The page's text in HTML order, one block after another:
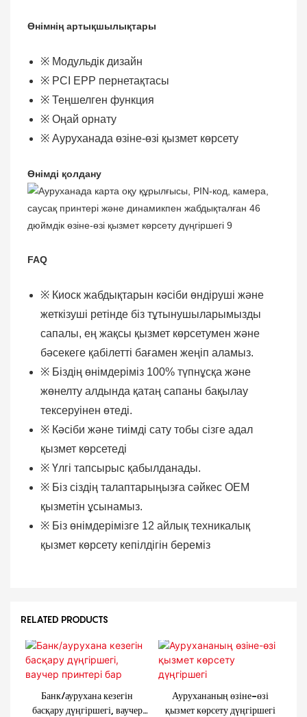
Өнімнің артықшылықтары
※ Модульдік дизайн
※ PCI EPP пернетақтасы
※ Теңшелген функция
※ Оңай орнату
※ Ауруханада өзіне-өзі қызмет көрсету
Өнімді қолдану
FAQ
※ Киоск жабдықтарын кәсіби өндіруші және
жеткізуші ретінде біз тұтынушыларымызды
сапалы, ең жақсы қызмет көрсетумен және
бәсекеге қабілетті бағамен жеңіп аламыз.
※ Біздің өнімдеріміз 100% түпнұсқа және
жөнелту алдында қатаң сапаны бақылау
тексеруінен өтеді.
※ Кәсіби және тиімді сату тобы сізге адал
қызмет көрсетеді
※ Үлгі тапсырыс қабылданады.
※ Біз сіздің талаптарыңызға сәйкес OEM
қызметін ұсынамыз.
※ Біз өнімдерімізге 12 айлық техникалық
қызмет көрсету кепілдігін береміз
RELATED PRODUCTS
Банк/аурухана кезегін
басқару дүңгіршегі, ваучер
Аурухананың өзіне-өзі
қызмет көрсету дүңгіршегі